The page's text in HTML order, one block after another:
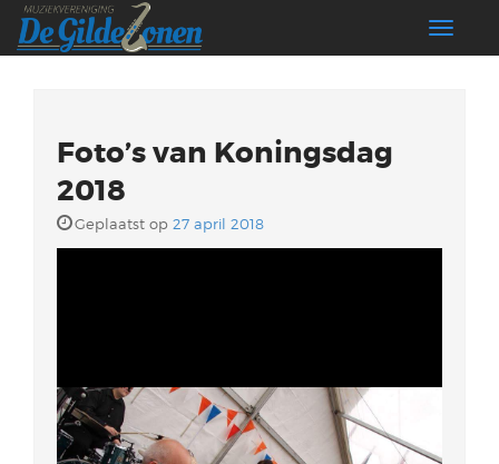
Toggle
Foto’s van Koningsdag
2018
Geplaatst op 27 april 2018